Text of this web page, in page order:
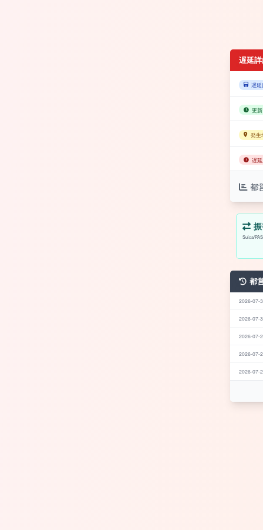
遅延
遅延
更
発生
遅
都
Suica/
都
2026-07-
2026-07-
2026-07-
2026-07-
2026-07-